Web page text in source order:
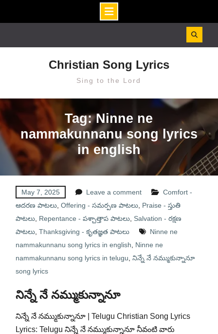
Christian Song Lyrics
Sing to the Lord
Tag: Ninne ne
nammakunnanu song lyrics
in english
May 7, 2025 Leave a comment
Comfort -
ఆదరణ పాటలు, Offering - సమర్పణ పాటలు, Praise - స్తుతి
పాటలు, Repentance - పశ్చాత్తాప పాటలు, Salvation - రక్షణ
పాటలు, Thanksgiving - కృతజ్ఞత పాటలు
Ninne ne
nammakunnanu song lyrics in english
Ninne ne
nammakunnanu song lyrics in telugu నిన్నే నే నమ్ముకున్నానూ
song lyrics
నిన్నే నే నమ్ముకున్నానూ
నిన్నే నే నమ్ముకున్నానూ | Telugu Christian Song Lyrics
Lyrics: Telugu నిన్నే నే నమ్ముకున్నానూ నీవంటి వారు